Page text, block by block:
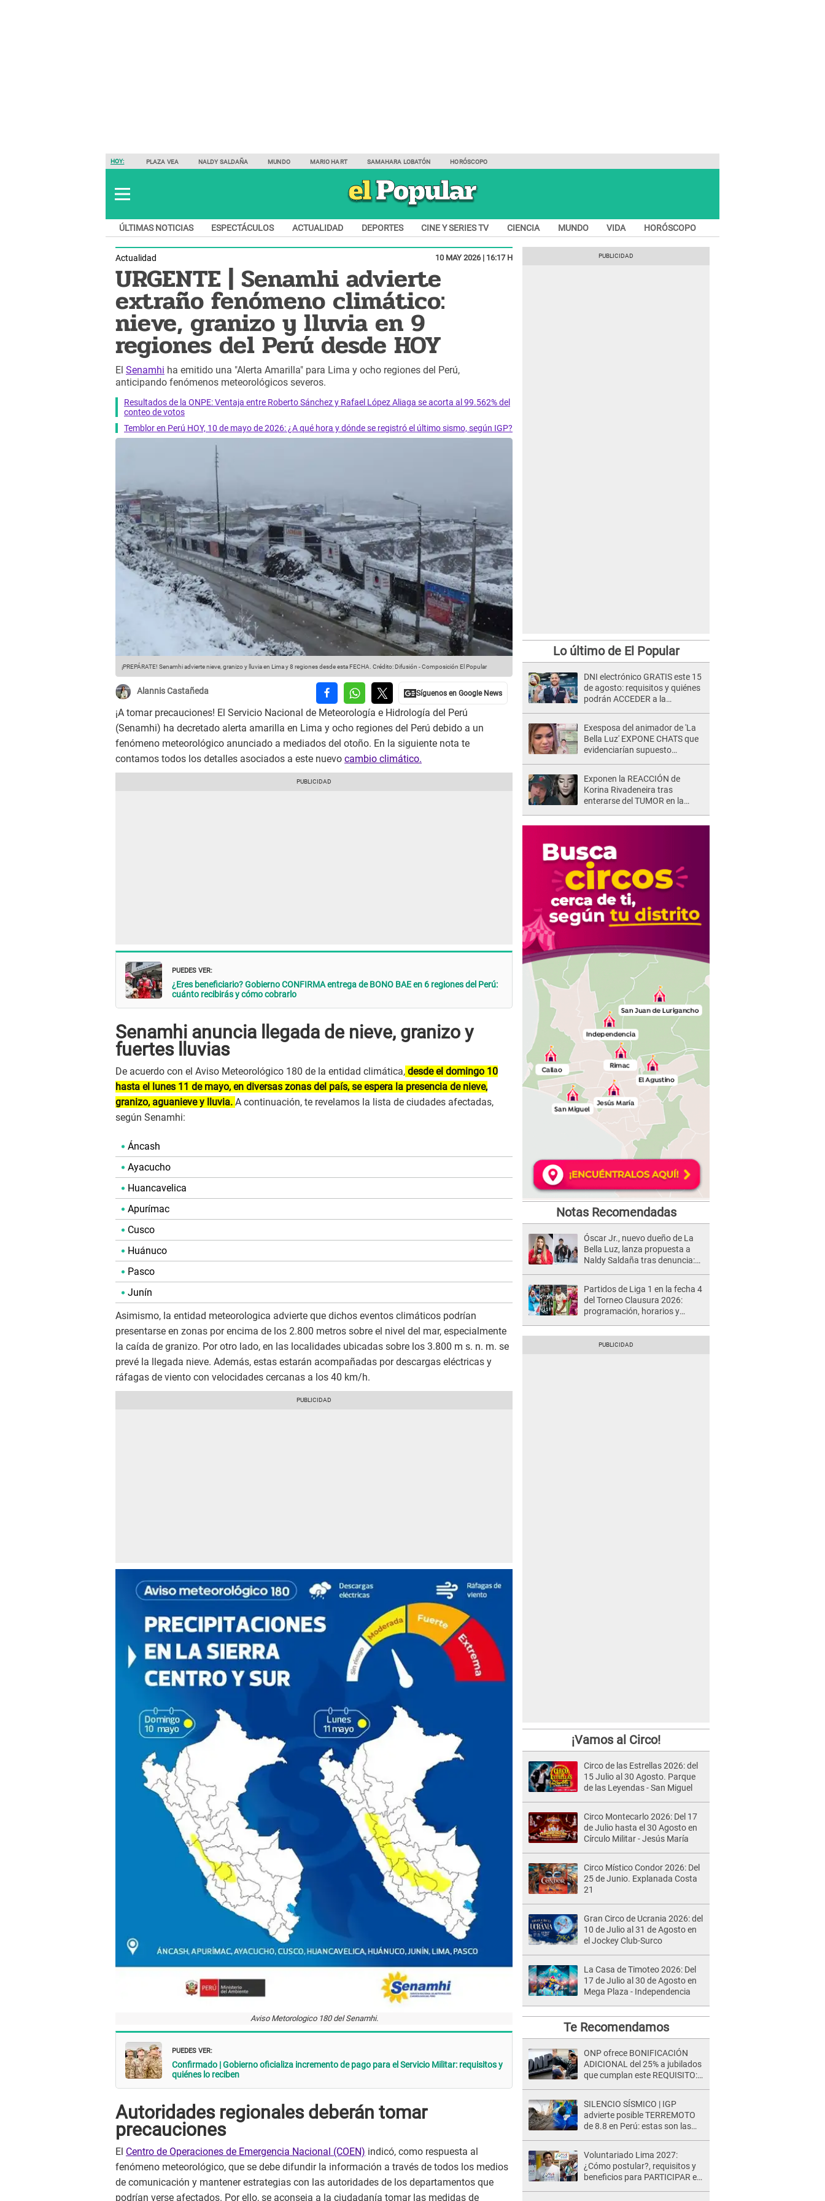
HOY: PLAZA VEA NALDY SALDAÑA MUNDO MARIO HART SAMAHARA LOBATÓN HORÓSCOPO
ÚLTIMAS NOTICIAS ESPECTÁCULOS ACTUALIDAD DEPORTES CINE Y SERIES TV CIENCIA MUNDO VIDA HORÓSCOPO
Actualidad 10 MAY 2026 | 16:17 H
URGENTE | Senamhi advierte
extraño fenómeno climático:
nieve, granizo y lluvia en 9
regiones del Perú desde HOY
El Senamhi ha emitido una "Alerta Amarilla" para Lima y ocho regiones del Perú,
anticipando fenómenos meteorológicos severos.
Resultados de la ONPE: Ventaja entre Roberto Sánchez y Rafael López Aliaga se acorta al 99.562% del
conteo de votos
Temblor en Perú HOY, 10 de mayo de 2026: ¿A qué hora y dónde se registró el último sismo, según IGP?
¡PREPÁRATE! Senamhi advierte nieve, granizo y lluvia en Lima y 8 regiones desde esta FECHA. Crédito: Difusión - Composición El Popular
Alannis Castañeda
¡A tomar precauciones! El Servicio Nacional de Meteorología e Hidrología del Perú
(Senamhi) ha decretado alerta amarilla en Lima y ocho regiones del Perú debido a un
fenómeno meteorológico anunciado a mediados del otoño. En la siguiente nota te
contamos todos los detalles asociados a este nuevo cambio climático.
PUEDES VER:
¿Eres beneficiario? Gobierno CONFIRMA entrega de BONO BAE en 6 regiones del Perú:
cuánto recibirás y cómo cobrarlo
Senamhi anuncia llegada de nieve, granizo y
fuertes lluvias
De acuerdo con el Aviso Meteorológico 180 de la entidad climática, desde el domingo 10
hasta el lunes 11 de mayo, en diversas zonas del país, se espera la presencia de nieve,
granizo, aguanieve y lluvia. A continuación, te revelamos la lista de ciudades afectadas,
según Senamhi:
Áncash
Ayacucho
Huancavelica
Apurímac
Cusco
Huánuco
Pasco
Junín
Asimismo, la entidad meteorologica advierte que dichos eventos climáticos podrían
presentarse en zonas por encima de los 2.800 metros sobre el nivel del mar, especialmente
la caída de granizo. Por otro lado, en las localidades ubicadas sobre los 3.800 m s. n. m. se
prevé la llegada nieve. Además, estas estarán acompañadas por descargas eléctricas y
ráfagas de viento con velocidades cercanas a los 40 km/h.
Aviso Metorologico 180 del Senamhi.
PUEDES VER:
Confirmado | Gobierno oficializa incremento de pago para el Servicio Militar: requisitos y
quiénes lo reciben
Autoridades regionales deberán tomar
precauciones
El Centro de Operaciones de Emergencia Nacional (COEN) indicó, como respuesta al
fenómeno meteorológico, que se debe difundir la información a través de todos los medios
de comunicación y mantener estrategias con las autoridades de los departamentos que
podrían verse afectados. Por ello, se aconseja a la ciudadanía tomar las medidas de
Lo último de El Popular
DNI electrónico GRATIS este 15
de agosto: requisitos y quiénes
podrán ACCEDER a la
Exesposa del animador de 'La
Bella Luz' EXPONE CHATS que
evidenciarían supuesto
Saldaña, pese a tener pareja
Exponen la REACCIÓN de
Korina Rivadeneira tras
enterarse del TUMOR en la
Notas Recomendadas
Óscar Jr., nuevo dueño de La
Bella Luz, lanza propuesta a
Naldy Saldaña tras denuncia:
Partidos de Liga 1 en la fecha 4
del Torneo Clausura 2026:
programación, horarios y
¡Vamos al Circo!
Circo de las Estrellas 2026: del
15 Julio al 30 Agosto. Parque
de las Leyendas - San Miguel
Circo Montecarlo 2026: Del 17
de Julio hasta el 30 Agosto en
Círculo Militar - Jesús María
Circo Místico Condor 2026: Del
25 de Junio. Explanada Costa
21
Gran Circo de Ucrania 2026: del
10 de Julio al 31 de Agosto en
el Jockey Club-Surco
La Casa de Timoteo 2026: Del
17 de Julio al 30 de Agosto en
Mega Plaza - Independencia
Te Recomendamos
ONP ofrece BONIFICACIÓN
ADICIONAL del 25% a jubilados
que cumplan este REQUISITO:
SILENCIO SÍSMICO | IGP
advierte posible TERREMOTO
de 8.8 en Perú: estas son las
Voluntariado Lima 2027:
¿Cómo postular?, requisitos y
beneficios para PARTICIPAR en